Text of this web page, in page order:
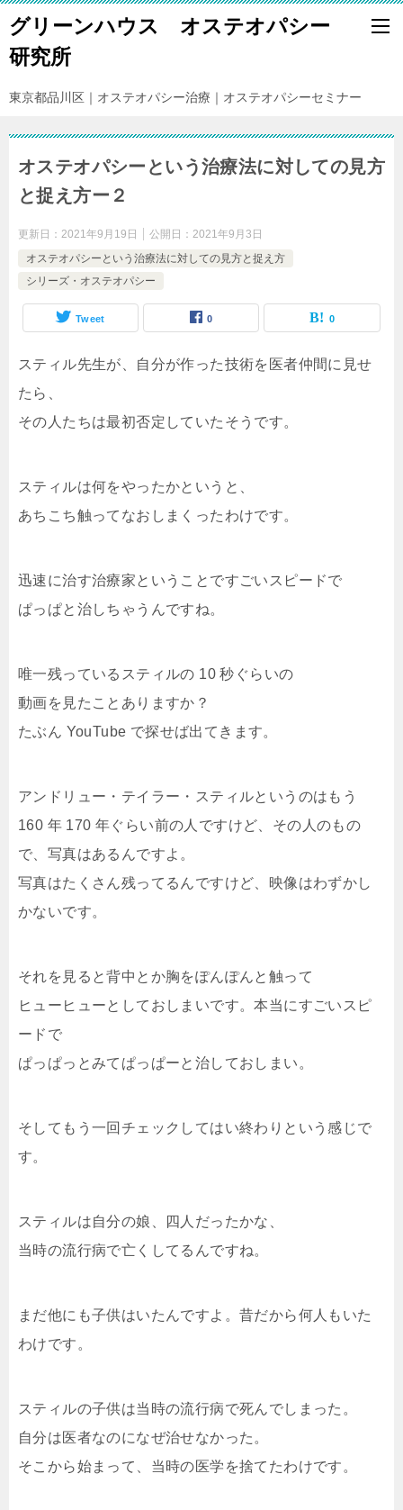
グリーンハウス オステオパシー
研究所
東京都品川区｜オステオパシー治療｜オステオパシーセミナー
オステオパシーという治療法に対しての見方
と捉え方ー２
更新日： 2021年9月19日 公開日： 2021年9月3日
オステオパシーという治療法に対しての見方と捉え方
シリーズ・オステオパシー
Tweet 0 0
スティル先生が、自分が作った技術を医者仲間に見せ
たら、
その人たちは最初否定していたそうです。
スティルは何をやったかというと、
あちこち触ってなおしまくったわけです。
迅速に治す治療家ということですごいスピードで
ぱっぱと治しちゃうんですね。
唯一残っているスティルの 10 秒ぐらいの
動画を見たことありますか？
たぶん YouTube で探せば出てきます。
アンドリュー・テイラー・スティルというのはもう
160 年 170 年ぐらい前の人ですけど、その人のもの
で、写真はあるんですよ。
写真はたくさん残ってるんですけど、映像はわずかし
かないです。
それを見ると背中とか胸をぽんぽんと触って
ヒューヒューとしておしまいです。本当にすごいスピ
ードで
ぱっぱっとみてぱっぱーと治しておしまい。
そしてもう一回チェックしてはい終わりという感じで
す。
スティルは自分の娘、四人だったかな、
当時の流行病で亡くしてるんですね。
まだ他にも子供はいたんですよ。昔だから何人もいた
わけです。
スティルの子供は当時の流行病で死んでしまった。
自分は医者なのになぜ治せなかった。
そこから始まって、当時の医学を捨てたわけです。